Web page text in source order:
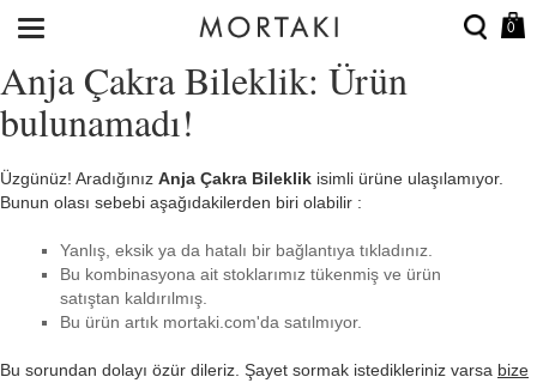
0
Anja Çakra Bileklik: Ürün
bulunamadı!
Üzgünüz! Aradığınız Anja Çakra Bileklik isimli ürüne ulaşılamıyor.
Bunun olası sebebi aşağıdakilerden biri olabilir :
Yanlış, eksik ya da hatalı bir bağlantıya tıkladınız.
Bu kombinasyona ait stoklarımız tükenmiş ve ürün
satıştan kaldırılmış.
Bu ürün artık mortaki.com'da satılmıyor.
Bu sorundan dolayı özür dileriz. Şayet sormak istedikleriniz varsa bize